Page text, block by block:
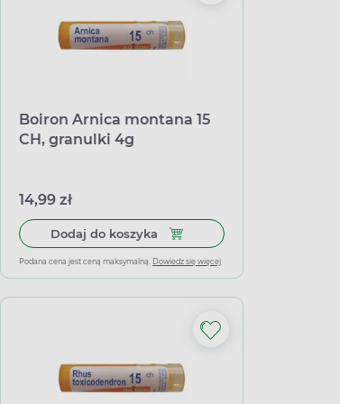
Boiron Drosera 9 CH, granulki, 4 g
Boiron Arnica montana 15
CH, granulki 4g
14,99 zł
Dodaj do koszyka Dodaj do koszyka Boiron
Podana cena jest ceną maksymalną. Dowiedz się więcej